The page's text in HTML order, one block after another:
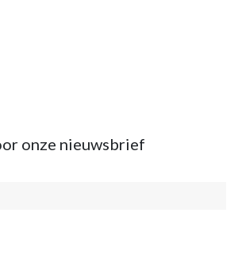
onze nieuwsbrief